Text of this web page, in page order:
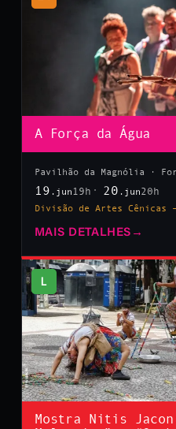
A Força da Água
Pavilhão da Magnólia ·
19 .jun 19h 20 .jun20h
Divisão de Artes Cênicas –
MAIS DETALHES →
L
Mostra Nitis